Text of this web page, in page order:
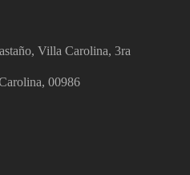
Villa Carolina, 3ra
00986